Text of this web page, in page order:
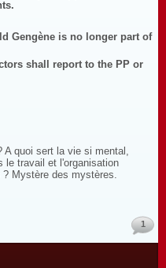
Gengène is no longer part of
shall report to the PP or
quoi sert la vie si mental,
travail et l'organisation
Mystère des mystères.
1